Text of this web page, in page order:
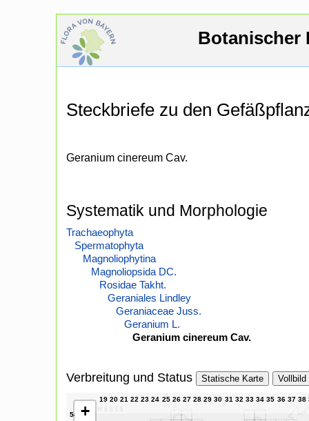
Botanischer
Steckbriefe zu den
Geranium cinereum Cav.
Systematik und Morphologie
Trachaeophyta
Spermatophyta
Magnoliophytina
Magnoliopsida DC.
Rosidae Takht.
Geraniales Lindley
Geraniaceae Juss.
Geranium L.
Geranium cinereum Cav.
Verbreitung und Status Statische Karte Vollbild
+